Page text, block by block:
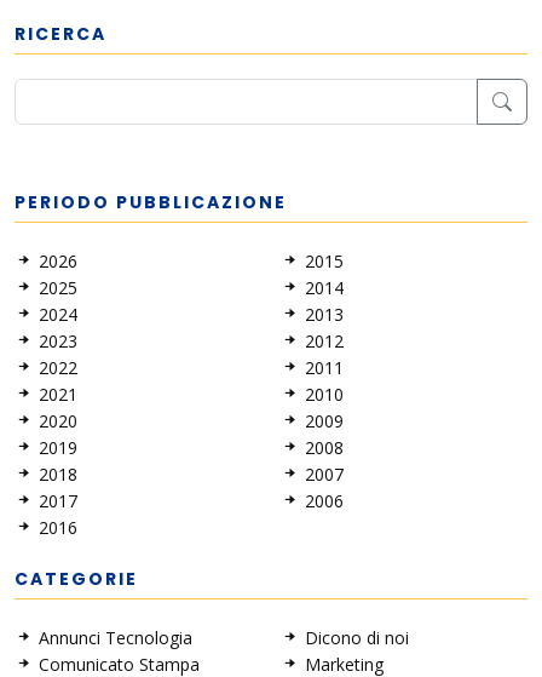
RICERCA
PERIODO PUBBLICAZIONE
2026
2025
2024
2023
2022
2021
2020
2019
2018
2017
2016
2015
2014
2013
2012
2011
2010
2009
2008
2007
2006
CATEGORIE
Annunci Tecnologia
Comunicato Stampa
Dicono di noi
Marketing